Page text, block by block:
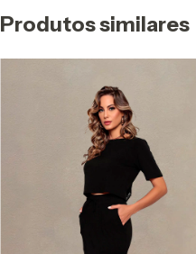
Produtos similares